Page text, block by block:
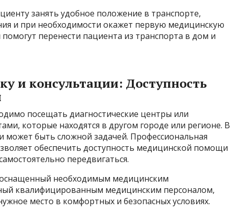
занять удобное положение в транспорте,
и при необходимости окажет первую медицинскую
перенести пациента из транспорта в дом и
и консультации: Доступность
посещать диагностические центры или
которые находятся в другом городе или регионе. В
может быть сложной задачей. Профессиональная
обеспечить доступность медицинской помощи
передвигаться.
необходимым медицинским
квалифицированным медицинским персоналом,
место в комфортных и безопасных условиях.